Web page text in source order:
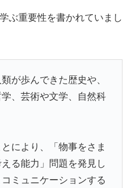
ぶ重要性を書かれていまし
が歩んできた歴史や、
、芸術や文学、自然科
により、「物事をさま
る能力」問題を発見し
ミュニケーションする